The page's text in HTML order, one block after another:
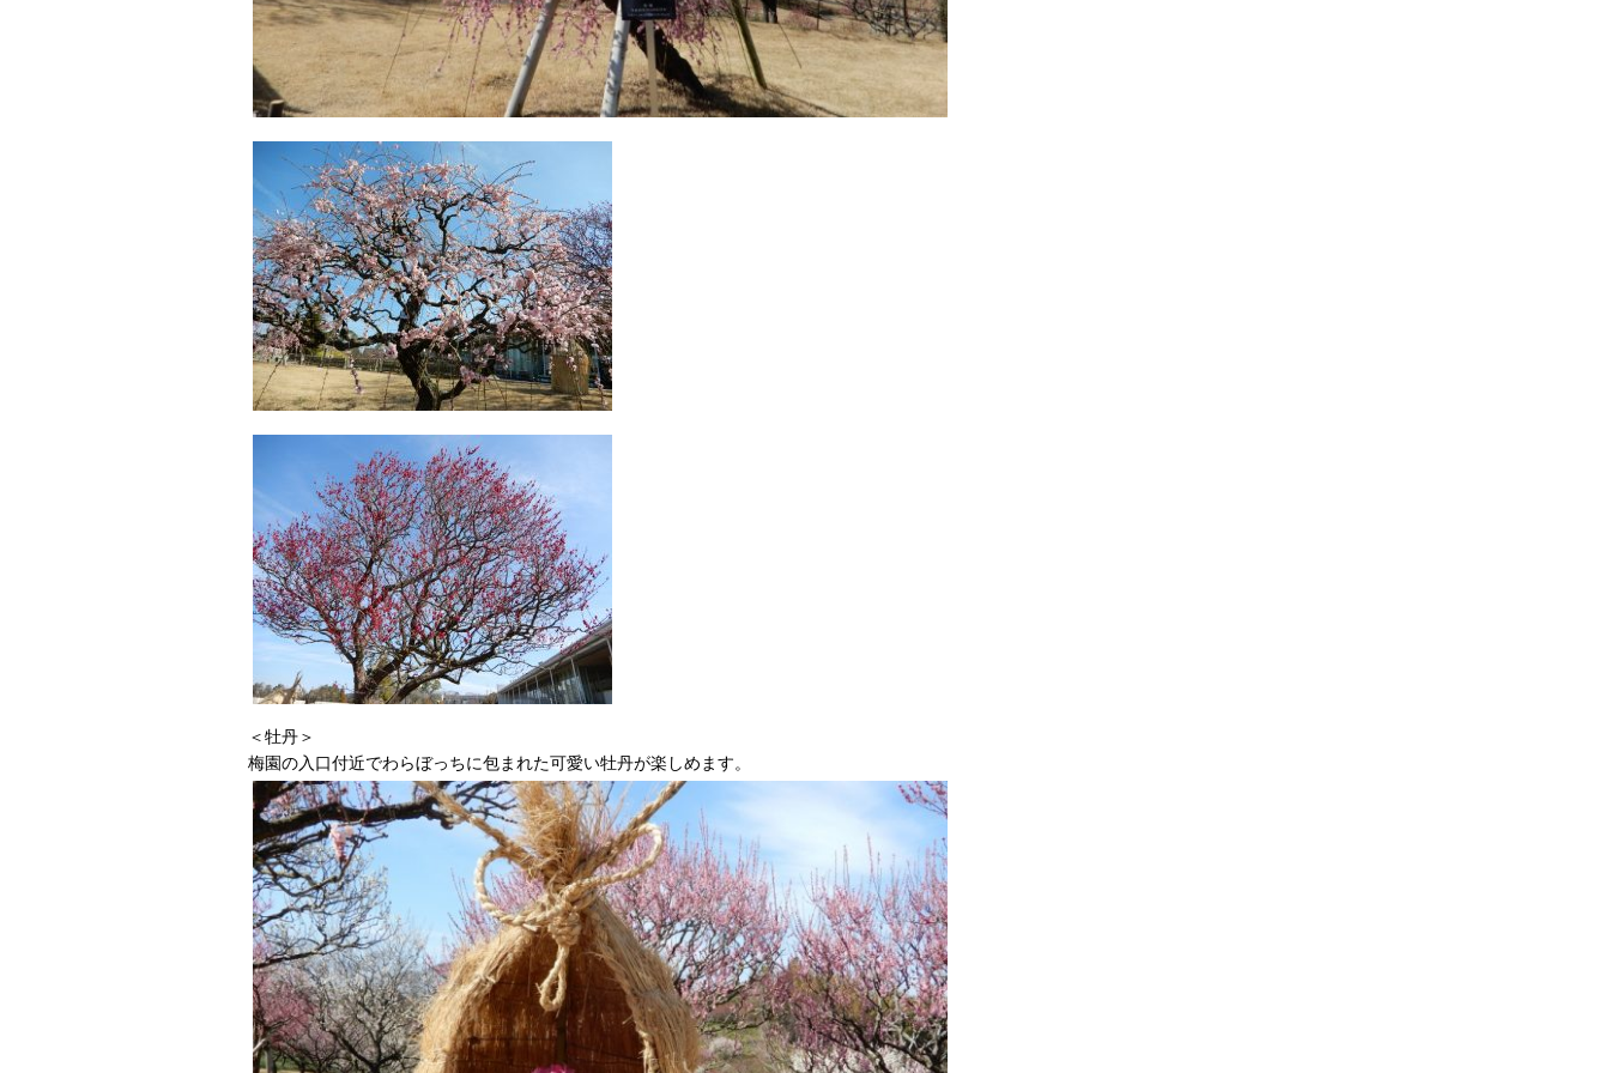
＜牡丹＞
梅園の入口付近でわらぼっちに包まれた可愛い牡丹が楽しめます。